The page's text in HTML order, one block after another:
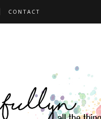
CONTACT